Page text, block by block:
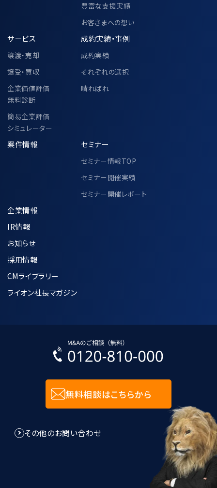
タワー 36階
M&Aキャピタルパートナーズ株式会社
代表取締役 中村 悟
中小企業庁、一般社団法人M&A支援機関
協会、その他各公的機関での個人情報の共
同利用に関して、別途以下ページにて定め
policy/joint-use/
必要な範囲内で正確かつ最新の状態に
保つように努めます。
合理的な安全対策の措置を講じます。
入力された個人情報に関しては、SSL技
術を用いて暗号化して送受信します。
8.個人情報管理規程に関して
当社は、個人情報管理規程を制定し、個
人情報に関する法令及びその他の規範に
適合させ、これらを遵守いたします。
当社は、個人情報管理規程の見直し及び
豊富な支援実績
お客さまへの想い
サービス
譲渡・売却
譲受・買収
企業価値評価
無料診断
簡易企業評価
シミュレーター
成約実績・事例
成約実績
それぞれの選択
晴ればれ
案件情報 セミナー
セミナー情報TOP
セミナー開催実績
セミナー開催レポート
企業情報
IR情報
お知らせ
採用情報
CMライブラリー
ライオン社長マガジン
無料相談はこちらから
その他のお問い合わせ